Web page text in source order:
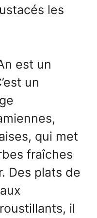
les
est un
un
qui met
fraîches
Des plats de
il